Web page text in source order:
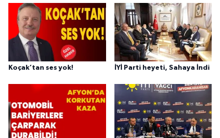
Koçak’tan ses yok! İYİ Parti heyeti, Sahaya İndi